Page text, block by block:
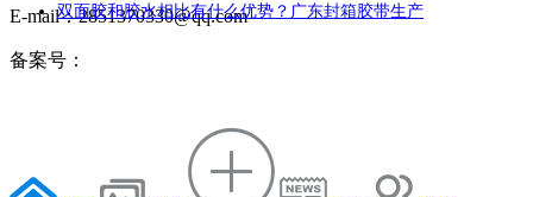
双面胶和胶水相比有什么优势？广东封箱胶带生产
E-mail：2851370330@qq.com
备案号：